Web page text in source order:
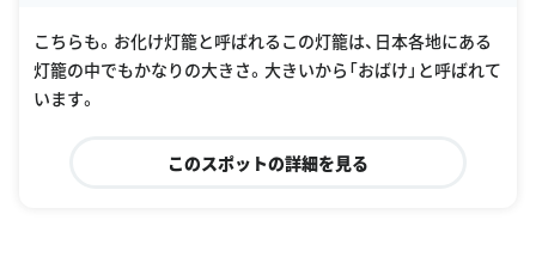
こちらも。お化け灯籠と呼ばれるこの灯籠は、日本各地にある
灯籠の中でもかなりの大きさ。大きいから「おばけ」と呼ばれて
います。
このスポットの詳細を見る